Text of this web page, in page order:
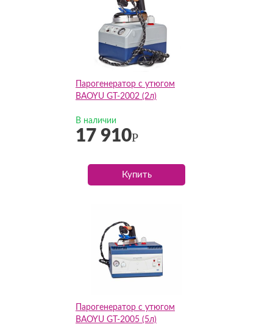
Парогенератор с утюгом
BAOYU GT-2002 (2л)
В наличии
17 910Р
Купить
Парогенератор с утюгом
BAOYU GT-2005 (5л)